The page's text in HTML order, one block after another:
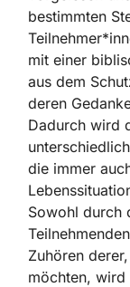
bestimmten
mit einer
aus dem
deren
Dadurch wird
die immer
Sowohl durch
Zuhören
möchten, wird